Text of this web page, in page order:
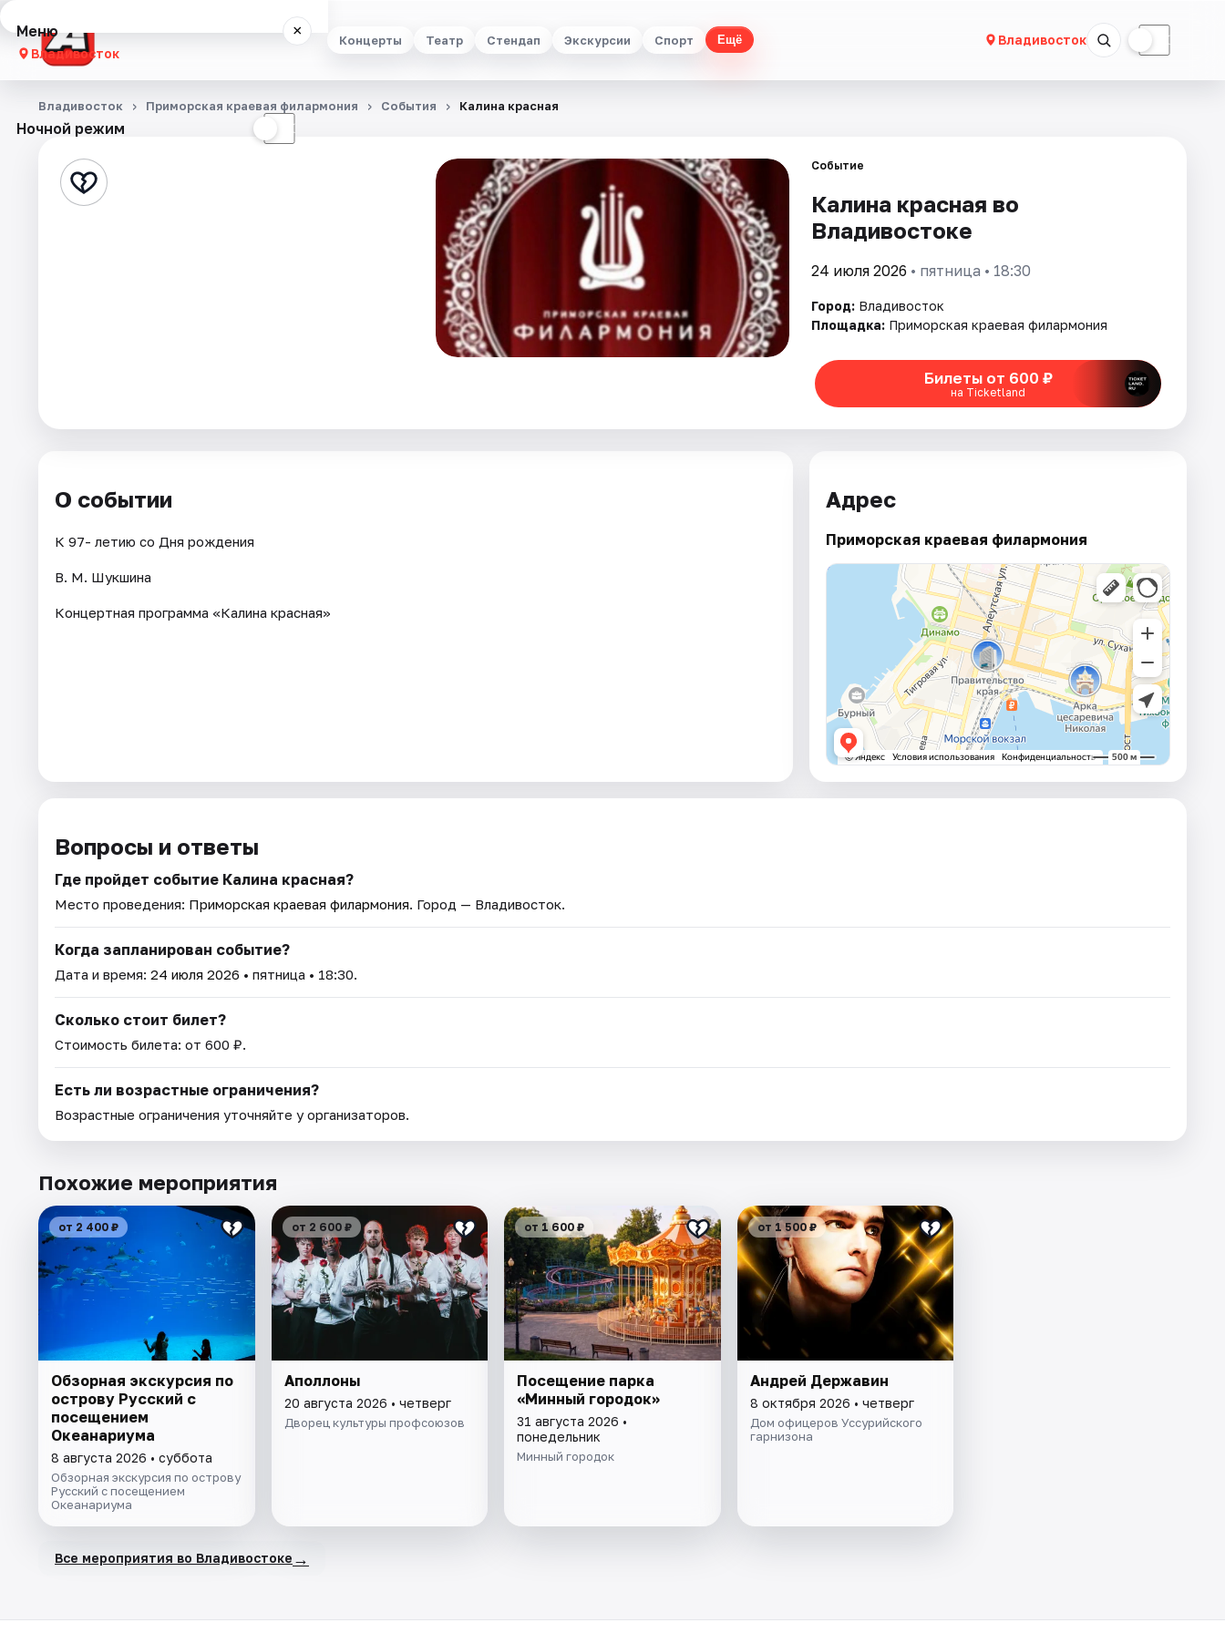
Концерты Театр Стендап Экскурсии Спорт Ещё Владивосток ☾
Меню ×
Владивосток
Концерты
Стендап
Рейтинги
Ночной режим ☾
Владивосток Приморская краевая филармония События Калина красная
Событие
Калина красная во
Владивостоке
24 июля 2026 • пятница • 18:30
Город: Владивосток
Площадка: Приморская краевая филармония
Билеты от 600 ₽
на Ticketland
О событии
К 97- летию со Дня рождения
В. М. Шукшина
Концертная программа «Калина красная»
Адрес
Приморская краевая филармония
Вопросы и ответы
Где пройдет событие Калина красная?
Место проведения: Приморская краевая филармония. Город — Владивосток.
Когда запланирован событие?
Дата и время: 24 июля 2026 • пятница • 18:30.
Сколько стоит билет?
Стоимость билета: от 600 ₽.
Есть ли возрастные ограничения?
Возрастные ограничения уточняйте у организаторов.
Похожие мероприятия
от 2 400 ₽
Обзорная экскурсия по
острову Русский с
посещением
Океанариума
8 августа 2026 • суббота
Обзорная экскурсия по острову
Русский с посещением
Океанариума
от 2 600 ₽
Аполлоны
20 августа 2026 • четверг
Дворец культуры профсоюзов
от 1 600 ₽
Посещение парка
«Минный городок»
31 августа 2026 •
понедельник
Минный городок
от 1 500 ₽
Андрей Державин
8 октября 2026 • четверг
Дом офицеров Уссурийского
гарнизона
Все мероприятия во Владивостоке →